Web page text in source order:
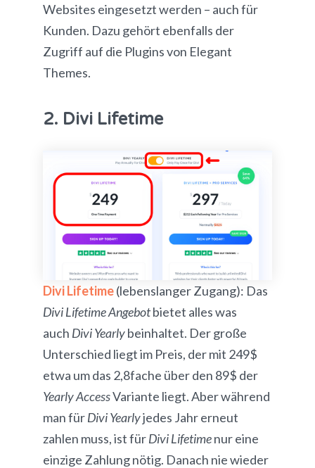
Websites eingesetzt werden – auch für
Kunden. Dazu gehört ebenfalls der
Zugriff auf die Plugins von Elegant
Themes.
2. Divi Lifetime
Divi Lifetime(lebenslanger Zugang): Das
Divi Lifetime Angebotbietet alles was
auch Divi Yearlybeinhaltet. Der große
Unterschied liegt im Preis, der mit 249$
etwa um das 2,8fache über den 89$ der
Yearly AccessVariante liegt. Aber während
man fürDivi Yearlyjedes Jahr erneut
zahlen muss, ist fürDivi Lifetimenur eine
einzige Zahlung nötig. Danach nie wieder